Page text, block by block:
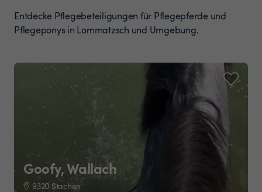
Entdecke Pflegebeteiligungen für Pflegepferde und
Pflegeponys in Lommatzsch und Umgebung.
Goofy, Wallach
9320 Stachen